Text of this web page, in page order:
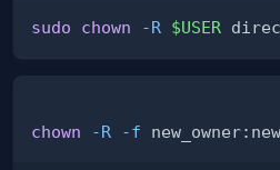
sudo chown -R $USER
chown -R -f